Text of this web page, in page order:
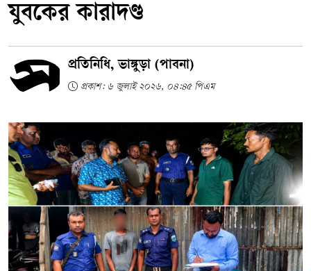
যুবকের কারাদণ্ড
প্রতিনিধি, ভাঙ্গুড়া (পাবনা)
প্রকাশ: ৬ জুলাই ২০২৬, ০৪:৪৫ পিএম